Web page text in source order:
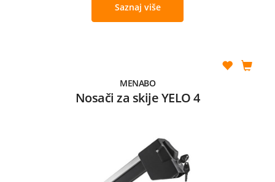
Saznaj više
MENABO
Nosači za skije YELO 4